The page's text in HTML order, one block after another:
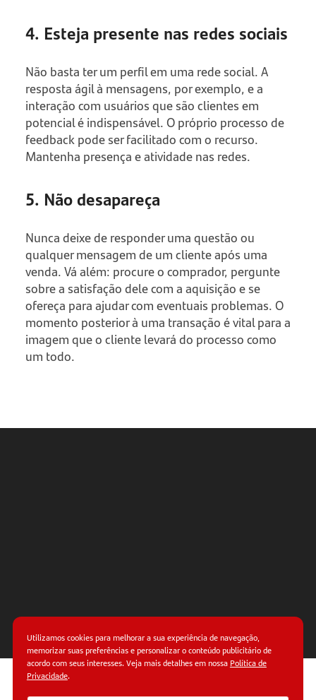
4. Esteja presente nas redes sociais
Não basta ter um perfil em uma rede social. A
resposta ágil à mensagens, por exemplo, e a
interação com usuários que são clientes em
potencial é indispensável. O próprio processo de
feedback pode ser facilitado com o recurso.
Mantenha presença e atividade nas redes.
5. Não desapareça
Nunca deixe de responder uma questão ou
qualquer mensagem de um cliente após uma
venda. Vá além: procure o comprador, pergunte
sobre a satisfação dele com a aquisição e se
ofereça para ajudar com eventuais problemas. O
momento posterior à uma transação é vital para a
imagem que o cliente levará do processo como
um todo.
recompensas
4. Esteja
presente
Utilizamos cookies para melhorar a sua experiência de navegação,
memorizar suas preferências e personalizar o conteúdo publicitário de
acordo com seus interesses. Veja mais detalhes em nossa Política de
Privacidade.